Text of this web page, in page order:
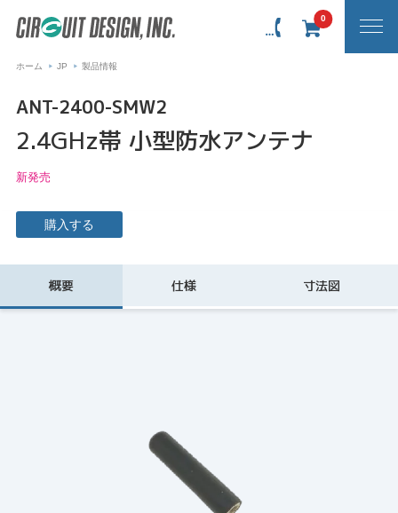
0
ホーム JP 製品情報
ANT-2400-SMW2
2.4GHz帯 小型防水アンテナ
新発売
購入する
概要 仕様 寸法図